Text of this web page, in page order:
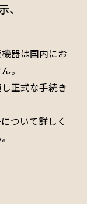
器は国内にお
。
正式な手続き
ついて詳しく